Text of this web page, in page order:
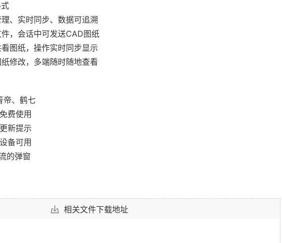
、实时同步、数据可追溯
，会话中可发送CAD图纸
图纸，操作实时同步显示
修改，多端随时随地查看
、鹤七
费使用
新提示
备可用
的弹窗
相关文件下载地址